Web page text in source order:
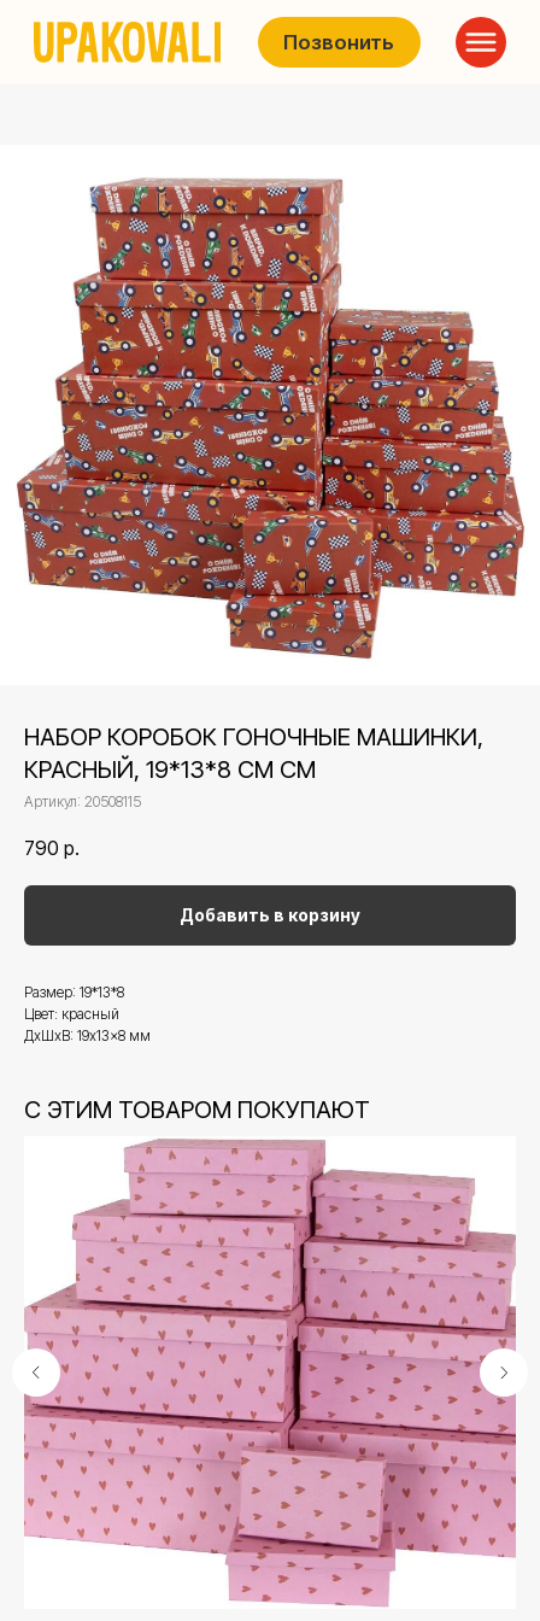
Позвонить
НАБОР КОРОБОК ГОНОЧНЫЕ МАШИНКИ,
КРАСНЫЙ, 19*13*8 СМ СМ
Артикул: 20508115
790 р.
Добавить в корзину
Размер: 19*13*8
Цвет: красный
ДxШxВ: 19x13x8 мм
С ЭТИМ ТОВАРОМ ПОКУПАЮТ
Контакты